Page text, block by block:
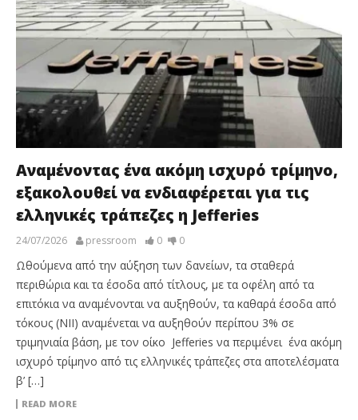
Αναμένοντας ένα ακόμη ισχυρό τρίμηνο,
εξακολουθεί να ενδιαφέρεται για τις
ελληνικές τράπεζες η Jefferies
24/07/2026 pressroom 0 0
Ωθούμενα από την αύξηση των δανείων, τα σταθερά
περιθώρια και τα έσοδα από τίτλους, με τα οφέλη από τα
επιτόκια να αναμένονται να αυξηθούν, τα καθαρά έσοδα από
τόκους (NII) αναμένεται να αυξηθούν περίπου 3% σε
τριμηνιαία βάση, με τον οίκο Jefferies να περιμένει ένα ακόμη
ισχυρό τρίμηνο από τις ελληνικές τράπεζες στα αποτελέσματα
β’ […]
READ MORE